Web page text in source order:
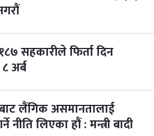
सहकारीले फिर्ता दिन
अर्ब
लैंगिक असमानतालाई
नीति लिएका हौं : मन्त्री बादी